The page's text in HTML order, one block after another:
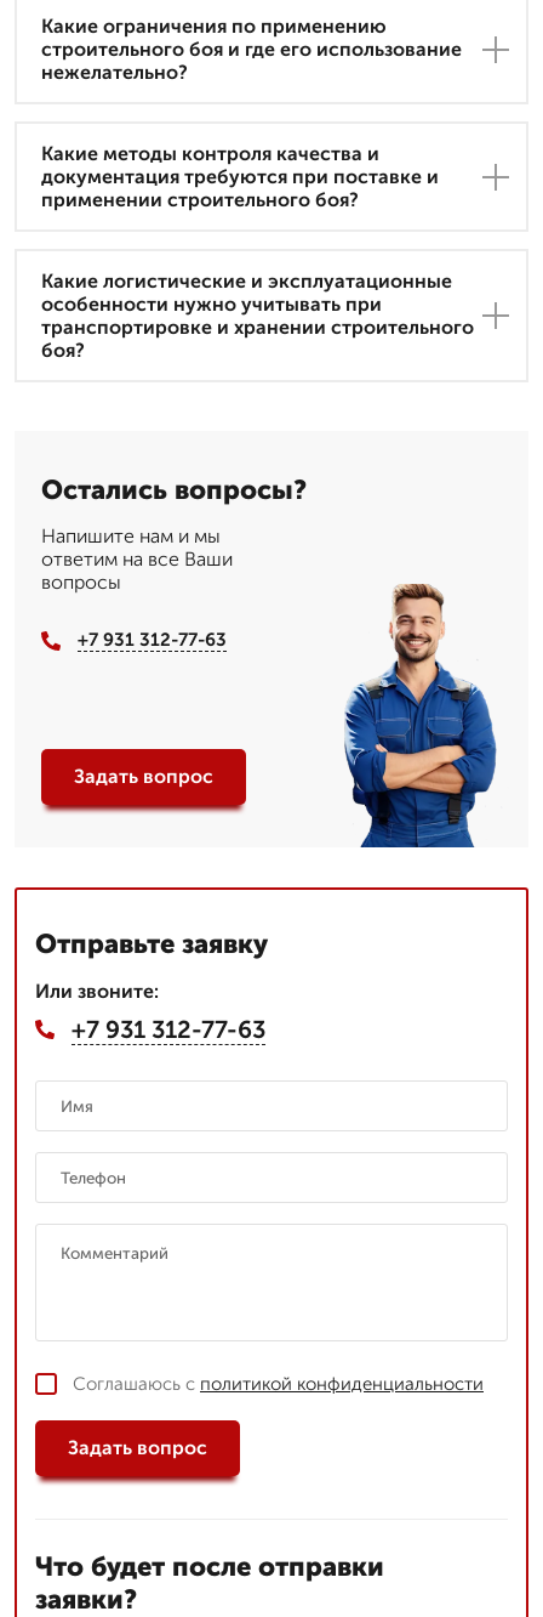
Какие ограничения по применению
строительного боя и где его использование
нежелательно?
Какие методы контроля качества и
документация требуются при поставке и
применении строительного боя?
Какие логистические и эксплуатационные
особенности нужно учитывать при
транспортировке и хранении строительного
боя?
Остались вопросы?
Напишите нам и мы
ответим на все Ваши
вопросы
+7 931 312-77-63
Задать вопрос
Отправьте заявку
Или звоните:
+7 931 312-77-63
Соглашаюсь с политикой конфиденциальности
Задать вопрос
Что будет после отправки
заявки?